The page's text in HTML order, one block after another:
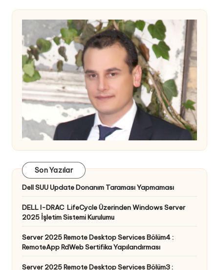
Son Yazılar
Dell SUU Update Donanım Taraması Yapmaması
DELL I-DRAC LifeCycle Üzerinden Windows Server
2025 İşletim Sistemi Kurulumu
Server 2025 Remote Desktop Services Bölüm4 :
RemoteApp RdWeb Sertifika Yapılandırması
Server 2025 Remote Desktop Services Bölüm3 :